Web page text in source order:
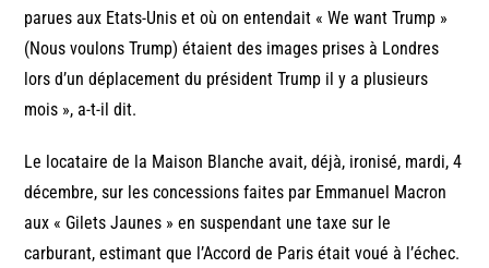
parues aux Etats-Unis et où on entendait « We want Trump »
(Nous voulons Trump) étaient des images prises à Londres
lors d’un déplacement du président Trump il y a plusieurs
mois », a-t-il dit.
Le locataire de la Maison Blanche avait, déjà, ironisé, mardi, 4
décembre, sur les concessions faites par Emmanuel Macron
aux « Gilets Jaunes » en suspendant une taxe sur le
carburant, estimant que l’Accord de Paris était voué à l’échec.